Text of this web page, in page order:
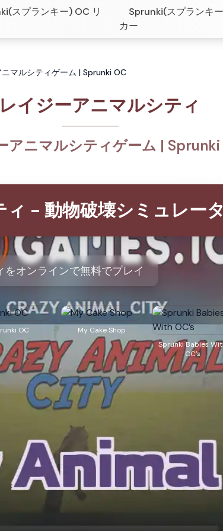
スプランキー) OC リ
Sprunki(スプランキ
カー
マルシティゲーム | Sprunki OC
イジーアニマルシティ
アニマルシティゲーム | Sprunki
- 動物破壊シミュレー
オンラインで無料でプレイ
OC
My Cake Shop
Sprunki Babies
OC’s